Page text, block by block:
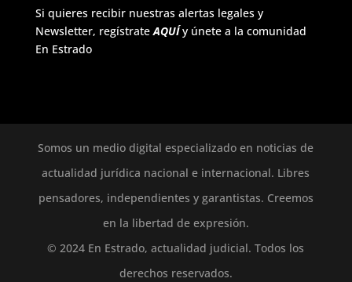
Si quieres recibir nuestras alertas legales y
Newsletter, regístrateAQUÍ y únete a la comunidad
En Estrado
Somos un medio digital especializado en noticias de
actualidad jurídica nacional e internacional. Libres
pensadores, independientes y garantistas. Creemos
en la libertad de expresión.
© 2024 En Estrado, actualidad judicial. Todos los
derechos reservados.